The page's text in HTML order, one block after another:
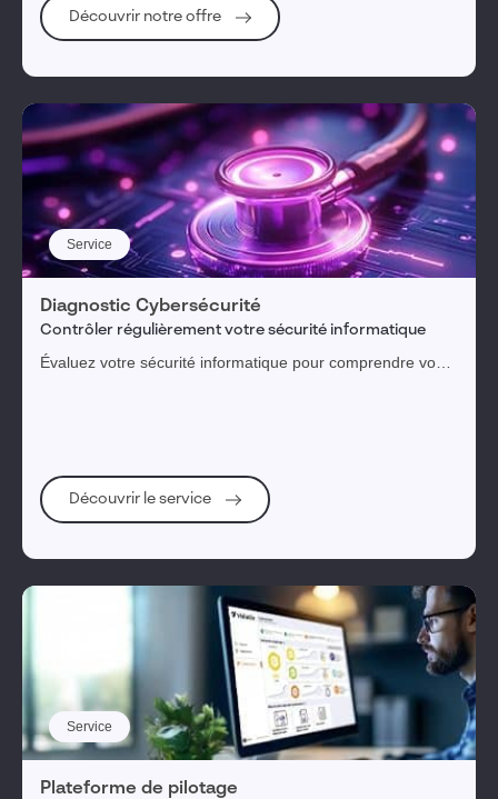
Découvrir notre offre
Service
Diagnostic Cybersécurité
Contrôler régulièrement votre sécurité informatique
Évaluez votre sécurité informatique pour comprendre vos
Découvrir le service
Service
Plateforme de pilotage